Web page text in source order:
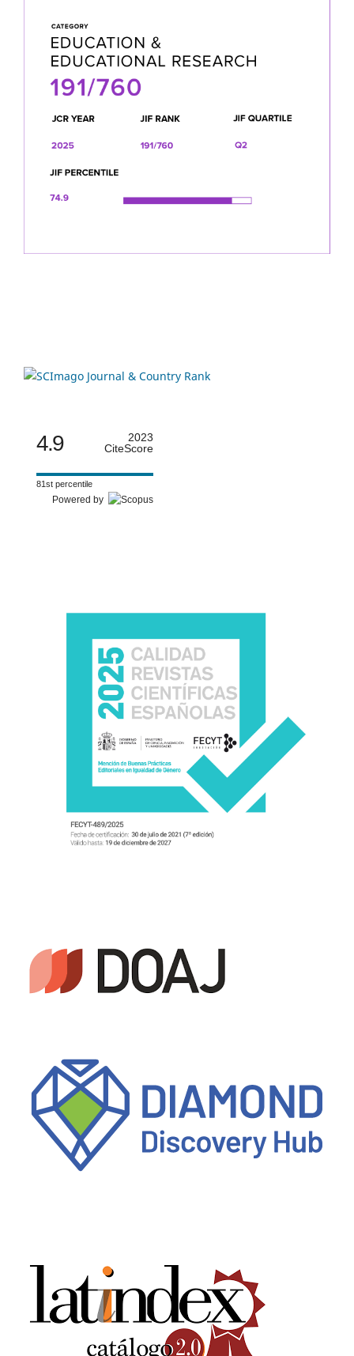
4.9
2023
CiteScore
81st percentile
Powered by